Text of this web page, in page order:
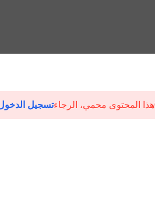
هذا المحتوى محمي، الرجاءتسجيل